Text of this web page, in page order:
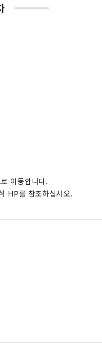
이동합니다.
HP를 참조하십시오.